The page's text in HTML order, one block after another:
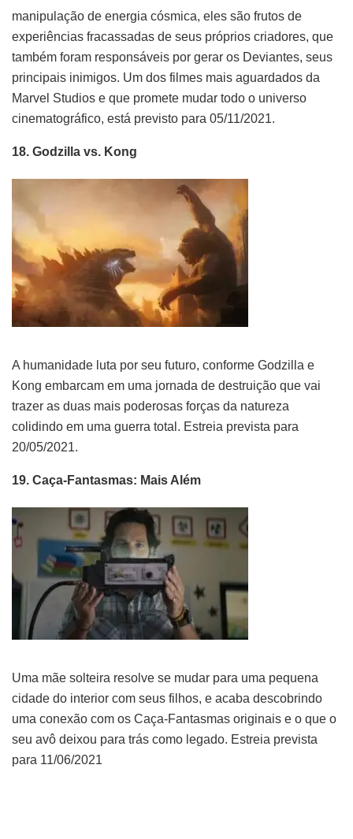
manipulação de energia cósmica, eles são frutos de
experiências fracassadas de seus próprios criadores, que
também foram responsáveis por gerar os Deviantes, seus
principais inimigos. Um dos filmes mais aguardados da
Marvel Studios e que promete mudar todo o universo
cinematográfico, está previsto para 05/11/2021.
18. Godzilla vs. Kong
A humanidade luta por seu futuro, conforme Godzilla e
Kong embarcam em uma jornada de destruição que vai
trazer as duas mais poderosas forças da natureza
colidindo em uma guerra total. Estreia prevista para
20/05/2021.
19. Caça-Fantasmas: Mais Além
Uma mãe solteira resolve se mudar para uma pequena
cidade do interior com seus filhos, e acaba descobrindo
uma conexão com os Caça-Fantasmas originais e o que o
seu avô deixou para trás como legado. Estreia prevista
para 11/06/2021